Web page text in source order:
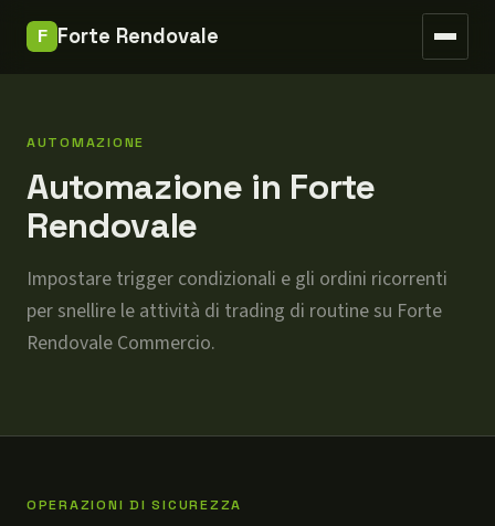
Forte Rendovale
Commissioni
Inizia
AUTOMAZIONE
Automazione in Forte
Rendovale
Impostare trigger condizionali e gli ordini ricorrenti
per snellire le attività di trading di routine su Forte
Rendovale Commercio.
OPERAZIONI DI SICUREZZA